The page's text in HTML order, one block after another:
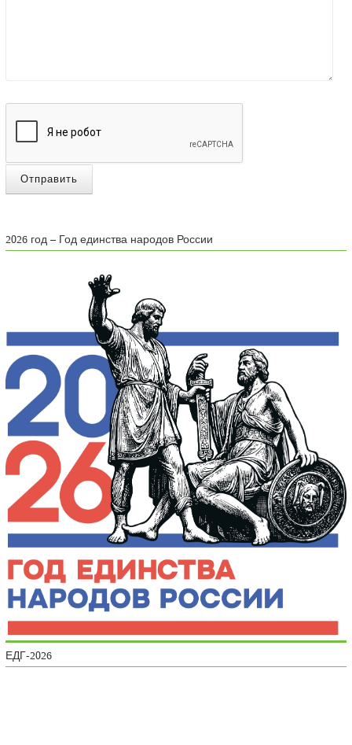
Отправить
2026 год – Год единства народов России
ЕДГ-2026